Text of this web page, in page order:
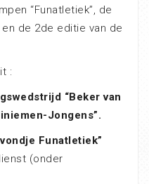
“Funatletiek”, de
de 2de editie van de
:
“Beker van
Jongens”.
Funatletiek”
(onder